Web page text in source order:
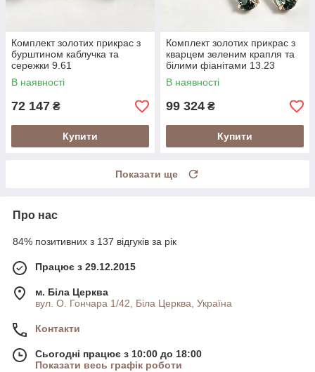
Комплект золотих прикрас з
бурштином каблучка та
сережки 9.61
В наявності
72 147 ₴
Купити
Комплект золотих прикрас з
кварцем зеленим крапля та
білими фіанітами 13.23
В наявності
99 324 ₴
Купити
Показати ще
Про нас
84% позитивних з 137 відгуків за рік
Працює з 29.12.2015
м. Біла Церква
вул. О. Гончара 1/42, Біла Церква, Україна
Контакти
Сьогодні працює з 10:00 до 18:00
Показати весь графік роботи